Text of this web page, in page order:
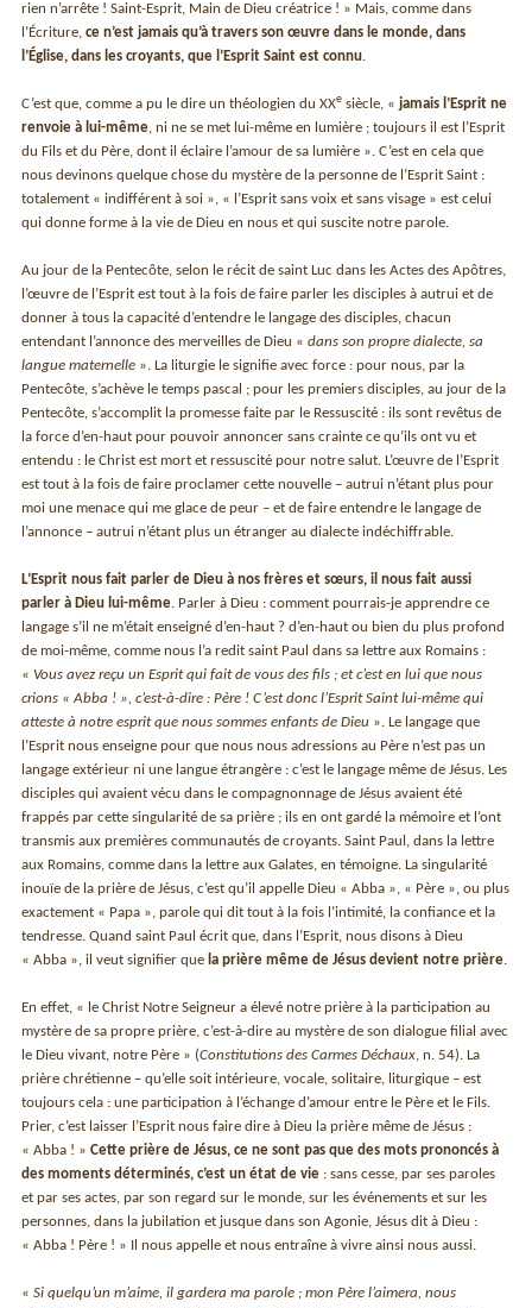
rien n’arrête ! Saint-Esprit, Main de Dieu créatrice ! » Mais, comme dans
l’Écriture,ce n’est jamais qu’à travers son œuvre dans le monde, dans
l’Église, dans les croyants, que l’Esprit Saint est connu.
C’est que, comme a pu le dire un théologien du XXe siècle, «jamais l’Esprit ne
renvoie à lui-même, ni ne se met lui-même en lumière ; toujours il est l’Esprit
du Fils et du Père, dont il éclaire l’amour de sa lumière ». C’est en cela que
nous devinons quelque chose du mystère de la personne de l’Esprit Saint :
totalement « indifférent à soi », « l’Esprit sans voix et sans visage » est celui
qui donne forme à la vie de Dieu en nous et qui suscite notre parole.
Au jour de la Pentecôte, selon le récit de saint Luc dans les Actes des Apôtres,
l’œuvre de l’Esprit est tout à la fois de faire parler les disciples à autrui et de
donner à tous la capacité d’entendre le langage des disciples, chacun
entendant l’annonce des merveilles de Dieu «dans son propre dialecte, sa
langue maternelle ». La liturgie le signifie avec force : pour nous, par la
Pentecôte, s’achève le temps pascal ; pour les premiers disciples, au jour de la
Pentecôte, s’accomplit la promesse faite par le Ressuscité : ils sont revêtus de
la force d’en-haut pour pouvoir annoncer sans crainte ce qu’ils ont vu et
entendu : le Christ est mort et ressuscité pour notre salut. L’œuvre de l’Esprit
est tout à la fois de faire proclamer cette nouvelle – autrui n’étant plus pour
moi une menace qui me glace de peur – et de faire entendre le langage de
l’annonce – autrui n’étant plus un étranger au dialecte indéchiffrable.
L’Esprit nous fait parler de Dieu à nos frères et sœurs, il nous fait aussi
parler à Dieu lui-même. Parler à Dieu : comment pourrais-je apprendre ce
langage s’il ne m’était enseigné d’en-haut ? d’en-haut ou bien du plus profond
de moi-même, comme nous l’a redit saint Paul dans sa lettre aux Romains :
«Vous avez reçu un Esprit qui fait de vous des fils ; et c’est en lui que nous
crions « Abba ! », c’est-à-dire : Père ! C’est donc l’Esprit Saint lui-même qui
atteste à notre esprit que nous sommes enfants de Dieu ». Le langage que
l’Esprit nous enseigne pour que nous nous adressions au Père n’est pas un
langage extérieur ni une langue étrangère : c’est le langage même de Jésus. Les
disciples qui avaient vécu dans le compagnonnage de Jésus avaient été
frappés par cette singularité de sa prière ; ils en ont gardé la mémoire et l’ont
transmis aux premières communautés de croyants. Saint Paul, dans la lettre
aux Romains, comme dans la lettre aux Galates, en témoigne. La singularité
inouïe de la prière de Jésus, c’est qu’il appelle Dieu « Abba », « Père », ou plus
exactement « Papa », parole qui dit tout à la fois l’intimité, la confiance et la
tendresse. Quand saint Paul écrit que, dans l’Esprit, nous disons à Dieu
« Abba », il veut signifier que la prière même de Jésus devient notre prière.
En effet, « le Christ Notre Seigneur a élevé notre prière à la participation au
mystère de sa propre prière, c’est-à-dire au mystère de son dialogue filial avec
le Dieu vivant, notre Père » (Constitutions des Carmes Déchaux, n. 54). La
prière chrétienne – qu’elle soit intérieure, vocale, solitaire, liturgique – est
toujours cela : une participation à l’échange d’amour entre le Père et le Fils.
Prier, c’est laisser l’Esprit nous faire dire à Dieu la prière même de Jésus :
« Abba ! »Cette prière de Jésus, ce ne sont pas que des mots prononcés à
des moments déterminés, c’est un état de vie : sans cesse, par ses paroles
et par ses actes, par son regard sur le monde, sur les événements et sur les
personnes, dans la jubilation et jusque dans son Agonie, Jésus dit à Dieu :
« Abba ! Père ! » Il nous appelle et nous entraîne à vivre ainsi nous aussi.
«Si quelqu’un m’aime, il gardera ma parole ; mon Père l’aimera, nous